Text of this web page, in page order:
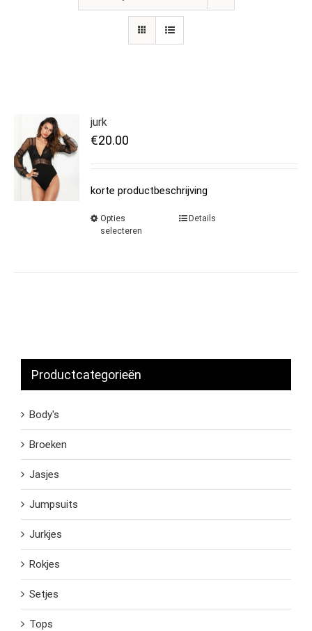
jurk
€20.00
korte productbeschrijving
Opties
selecteren
Details
Productcategorieën
Body's
Broeken
Jasjes
Jumpsuits
Jurkjes
Rokjes
Setjes
Tops